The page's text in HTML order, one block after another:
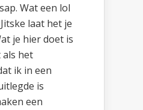
Wat een lol
laat het je
je hier doet is
als het
ik in een
is
een